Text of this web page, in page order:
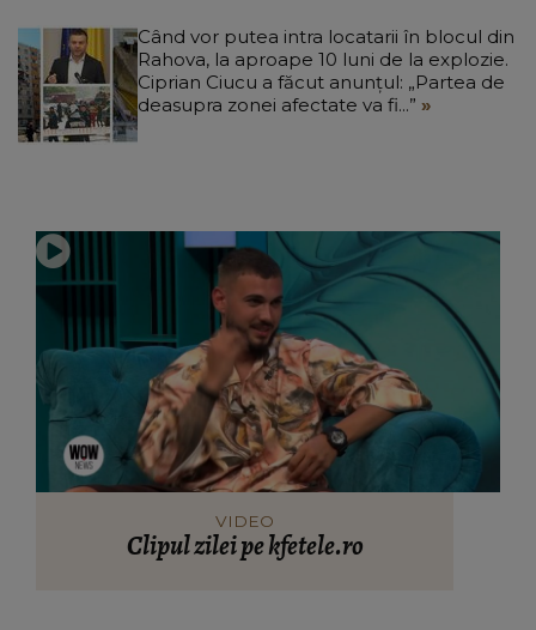
Când vor putea intra locatarii în blocul din
Rahova, la aproape 10 luni de la explozie.
Ciprian Ciucu a făcut anunțul: „Partea de
deasupra zonei afectate va fi...”
VIDEO
Clipul zilei pe kfetele.ro